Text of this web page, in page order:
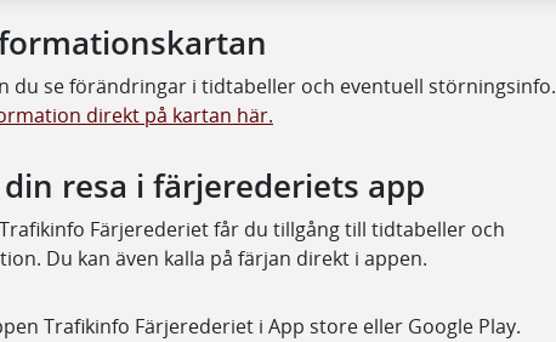
du se förändringar i tidtabeller och eventuell störningsinfo.
direkt på kartan här.
resa i färjerederiets app
Färjerederiet får du tillgång till tidtabeller och
Du kan även kalla på färjan direkt i appen.
Trafikinfo Färjerederiet i App store eller Google Play.